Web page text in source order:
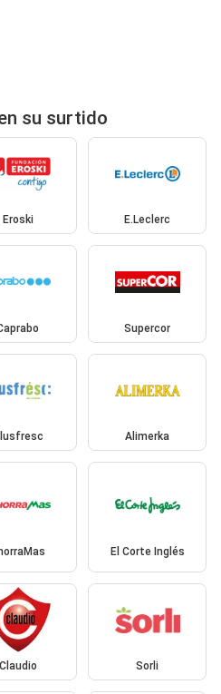
su surtido
Eroski E.Leclerc
Supercor
Alimerka
El Corte Inglés
Claudio Sorli